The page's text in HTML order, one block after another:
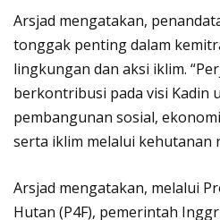
Arsjad mengatakan,
tonggak penting dalam
lingkungan dan aksi iklim.
berkontribusi pada visi Kadin
pembangunan sosial,
serta iklim melalui kehutanan
Arsjad mengatakan, melalui
Hutan (P4F), pemerintah